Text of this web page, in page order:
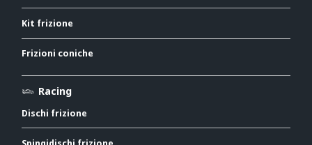
Kit frizione
Frizioni coniche
Racing
Dischi frizione